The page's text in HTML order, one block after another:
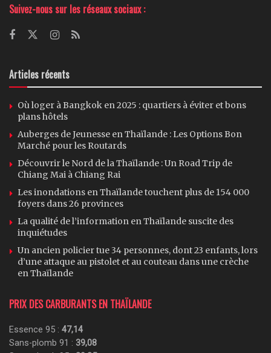
Suivez-nous sur les réseaux sociaux :
Articles récents
Où loger à Bangkok en 2025 : quartiers à éviter et bons
plans hôtels
Auberges de Jeunesse en Thaïlande : Les Options Bon
Marché pour les Routards
Découvrir le Nord de la Thaïlande : Un Road Trip de
Chiang Mai à Chiang Rai
Les inondations en Thaïlande touchent plus de 154 000
foyers dans 26 provinces
La qualité de l’information en Thaïlande suscite des
inquiétudes
Un ancien policier tue 34 personnes, dont 23 enfants, lors
d’une attaque au pistolet et au couteau dans une crèche
en Thaïlande
PRIX DES CARBURANTS EN THAÏLANDE
Essence 95 : 47,14
Sans-plomb 91 : 39,08